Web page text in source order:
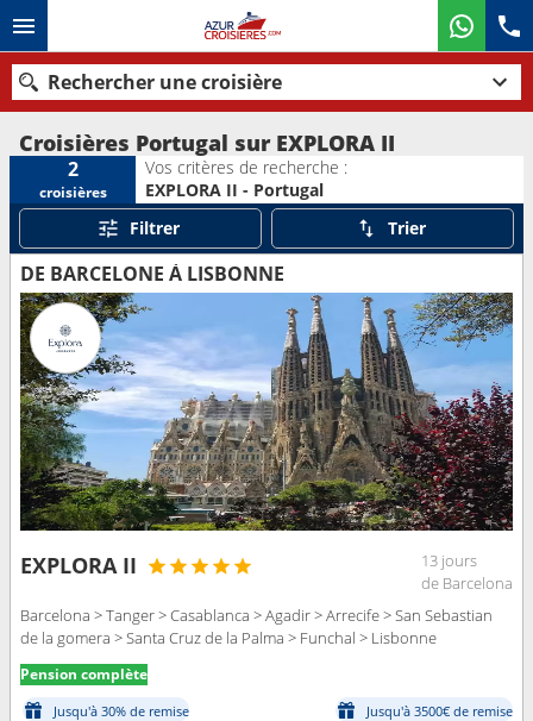
Rechercher une croisière
Nos destinations
Mois de départ
Ports Compagnies
Rechercher
Croisières Portugal sur EXPLORA II
2
croisières
Vos critères de recherche :
EXPLORA II - Portugal
Filtrer
Trier
DE BARCELONE À LISBONNE
EXPLORA II
13 jours
de Barcelona
Barcelona > Tanger > Casablanca > Agadir > Arrecife > San Sebastian
de la gomera > Santa Cruz de la Palma > Funchal > Lisbonne
Pension complète
Jusqu'à 30% de remise
Jusqu'à 3500€ de remise